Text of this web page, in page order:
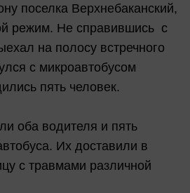
поселка Верхнебаканский,
режим. Не справившись с
на полосу встречного
с микроавтобусом
пять человек.
оба водителя и пять
Их доставили в
с травмами различной